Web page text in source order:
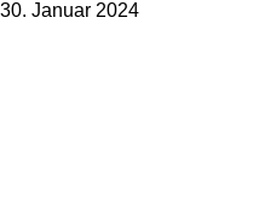
30. Januar 2024